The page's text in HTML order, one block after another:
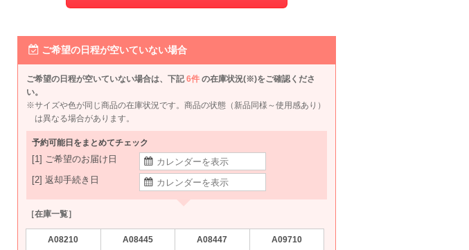
ご希望の日程が空いていない場合
ご希望の日程が空いていない場合は、下記6件 の在庫状況(※)をご確認くださ
い。
※サイズや色が同じ商品の在庫状況です。商品の状態（新品同様～使用感あり）
は異なる場合があります。
予約可能日をまとめてチェック
[1] ご希望のお届け日
[2] 返却手続き日
［在庫一覧］
A08210 A08445 A08447 A09710
Hermoso luxe VIWOMINA Hermoso luxe Hermoso luxe
6泊7日7,590 6泊7日10,990 6泊7日 6泊7日